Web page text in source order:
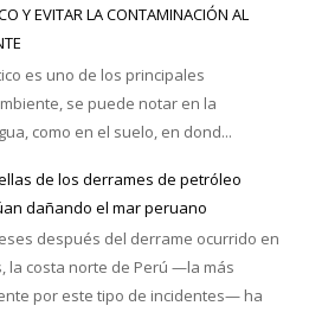
Y EVITAR LA CONTAMINACIÓN AL
es uno de los principales
se puede notar en la
como en el suelo, en dond...
de los derrames de petróleo
dañando el mar peruano
después del derrame ocurrido en
la costa norte de Perú —la más
por este tipo de incidentes— ha